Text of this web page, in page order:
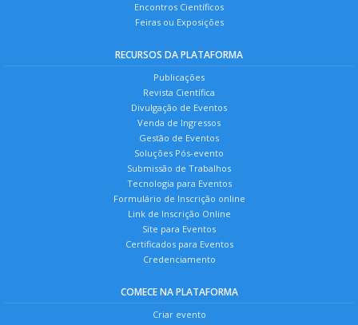
Encontros Científicos
Feiras ou Exposições
RECURSOS DA PLATAFORMA
Publicações
Revista Científica
Divulgação de Eventos
Venda de Ingressos
Gestão de Eventos
Soluções Pós-evento
Submissão de Trabalhos
Tecnologia para Eventos
Formulário de Inscrição online
Link de Inscrição Online
Site para Eventos
Certificados para Eventos
Credenciamento
COMECE NA PLATAFORMA
Criar evento